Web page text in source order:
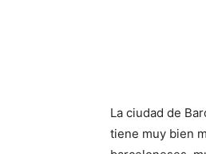
La ciudad de
tiene muy bien